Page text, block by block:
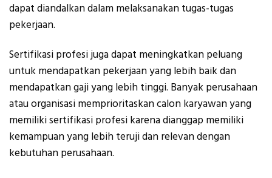
dapat diandalkan dalam melaksanakan tugas-tugas
pekerjaan.
Sertifikasi profesi juga dapat meningkatkan peluang
untuk mendapatkan pekerjaan yang lebih baik dan
mendapatkan gaji yang lebih tinggi. Banyak perusahaan
atau organisasi memprioritaskan calon karyawan yang
memiliki sertifikasi profesi karena dianggap memiliki
kemampuan yang lebih teruji dan relevan dengan
kebutuhan perusahaan.